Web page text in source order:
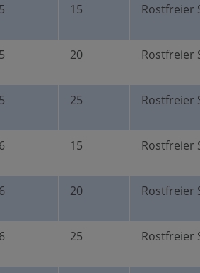
5 15 Rostfreier
5 20 Rostfreier
5 25 Rostfreier
6 15 Rostfreier
6 20 Rostfreier
6 25 Rostfreier